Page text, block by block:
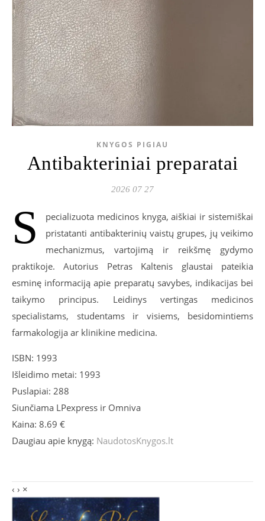
KNYGOS PIGIAU
Antibakteriniai preparatai
2026 07 27
S
pecializuota medicinos knyga, aiškiai ir sistemiškai
pristatanti antibakterinių vaistų grupes, jų veikimo
mechanizmus, vartojimą ir reikšmę gydymo
praktikoje. Autorius Petras Kaltenis glaustai pateikia
esminę informaciją apie preparatų savybes, indikacijas bei
taikymo principus. Leidinys vertingas medicinos
specialistams, studentams ir visiems, besidomintiems
farmakologija ar klinikine medicina.
ISBN: 1993
Išleidimo metai: 1993
Puslapiai: 288
Siunčiama LPexpress ir Omniva
Kaina: 8.69 €
Daugiau apie knygą: NaudotosKnygos.lt
‹ › ×